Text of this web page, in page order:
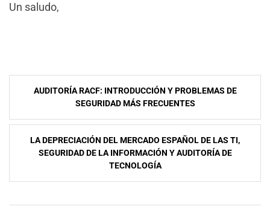
Un saludo,
NavegaciÃ³n
entradas
AUDITORÍA RACF: INTRODUCCIÓN Y PROBLEMAS DE
SEGURIDAD MÁS FRECUENTES
LA DEPRECIACIÓN DEL MERCADO ESPAÑOL DE LAS TI,
SEGURIDAD DE LA INFORMACIÓN Y AUDITORÍA DE
TECNOLOGÍA